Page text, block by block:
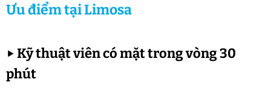
Ưu điểm tại Limosa
▶Kỹ thuật viên có mặt trong vòng 30
phút